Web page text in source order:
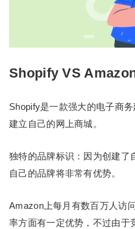
Shopify VS
Shopify是一款强大的电子商
建立自己的网上商城。
独特的品牌标识：因为创建了
自己的品牌将非常有优势。
Amazon上每月有数百万人访
率方面有一定优势，不过由于